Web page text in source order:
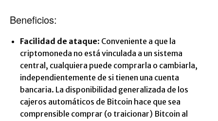
Beneficios:
Facilidad de ataque: Conveniente a que la
criptomoneda no está vinculada a un sistema
central, cualquiera puede comprarla o cambiarla,
independientemente de si tienen una cuenta
bancaria. La disponibilidad generalizada de los
cajeros automáticos de Bitcoin hace que sea
comprensible comprar (o traicionar) Bitcoin al